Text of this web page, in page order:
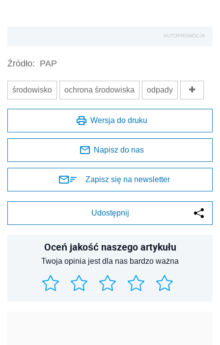
AUTOPROMOCJA
Źródło: PAP
środowisko ochrona środowiska odpady
Wersja do druku
Napisz do nas
Zapisz się na newsletter
Udostępnij
Oceń jakość naszego artykułu
Twoja opinia jest dla nas bardzo ważna